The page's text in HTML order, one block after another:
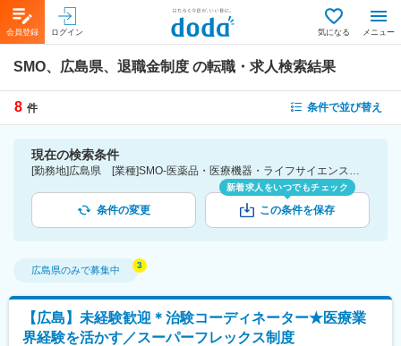
会員登録 ログイン 気になる メニュー
SMO、広島県、退職金制度 の転職・求人検索結果
8 件 条件で並び替え
現在の検索条件
[勤務地]広島県 [業種]SMO-医薬品・医療機器・ライフサイエンス・医療系サービス [詳細条件](待遇・福利厚生)退職金制度
条件の変更
新着求人をいつでもチェック
この条件を保存
広島県のみで募集中
【広島】未経験歓迎＊治験コーディネーター★医療業
界経験を活かす／スーパーフレックス制度